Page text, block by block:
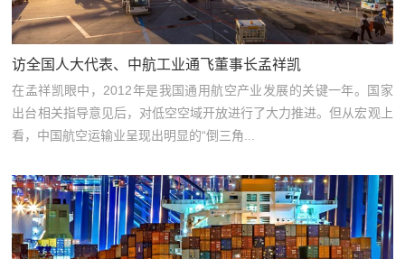
访全国人大代表、中航工业通飞董事长孟祥凯
在孟祥凯眼中，2012年是我国通用航空产业发展的关键一年。国家
出台相关指导意见后，对低空空域开放进行了大力推进。但从宏观上
看，中国航空运输业呈现出明显的“倒三角...